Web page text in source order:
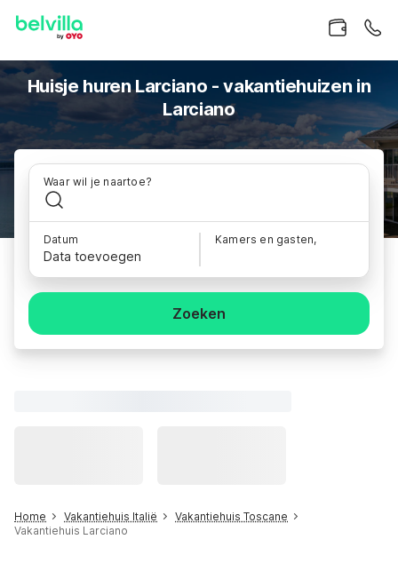
Huisje huren Larciano - vakantiehuizen in
Larciano
Waar wil je naartoe?
Datum
Data toevoegen
Kamers en gasten,
Zoeken
Home Vakantiehuis Italië
Vakantiehuis Toscane
Vakantiehuis Larciano